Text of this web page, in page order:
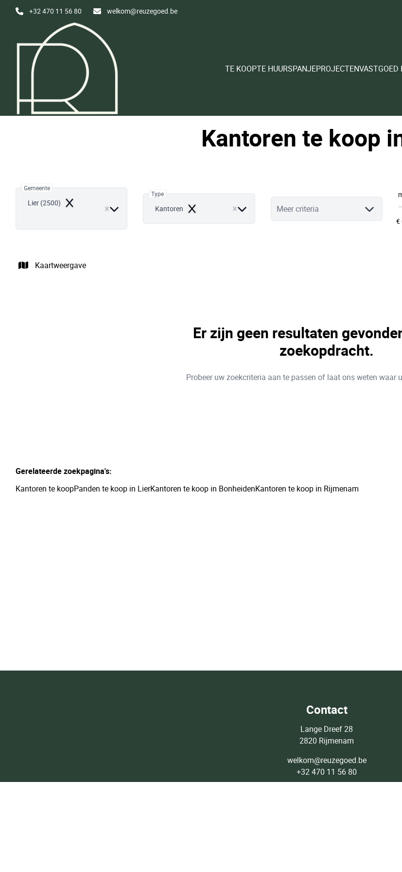
Ga naar hoofdinhoud
+32 470 11 56 80 welkom@reuzegoed.be
TE KOOPTE HUURSPANJEPROJECTENVASTGOED
Kantoren te koop
Gemeente
Lier (2500) Remove
Type
Kantoren Remove Meer criteria
Kaartweergave
Er zijn geen resultaten
zoekopdracht.
Probeer uw zoekcriteria aan te passen of laat ons weten waar
Gerelateerde zoekpagina's:
Kantoren te koopPanden te koop in LierKantoren te koop in BonheidenKantoren te koop in Rijmenam
Contact
Lange Dreef 28
2820 Rijmenam
welkom@reuzegoed.be
+32 470 11 56 80